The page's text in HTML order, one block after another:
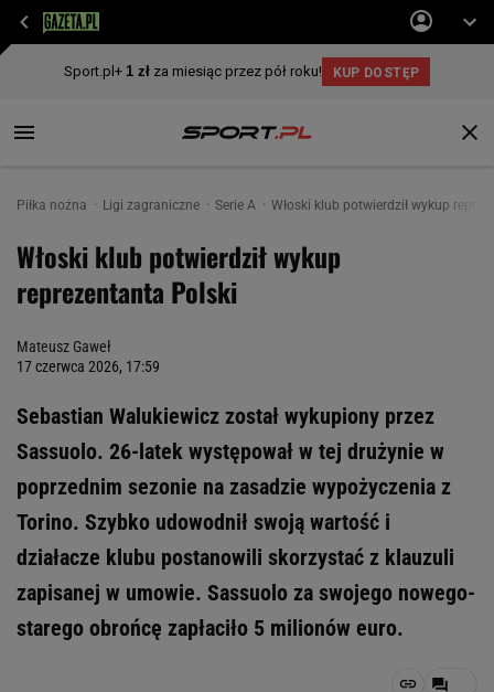
Piłka nożna Ligi zagraniczne Serie A Włoski klub potwierdził wykup
Włoski klub potwierdził wykup
reprezentanta Polski
Mateusz Gaweł
17 czerwca 2026, 17:59
Sebastian Walukiewicz został wykupiony przez
Sassuolo. 26-latek występował w tej drużynie w
poprzednim sezonie na zasadzie wypożyczenia z
Torino. Szybko udowodnił swoją wartość i
działacze klubu postanowili skorzystać z klauzuli
zapisanej w umowie. Sassuolo za swojego nowego-
starego obrońcę zapłaciło 5 milionów euro.